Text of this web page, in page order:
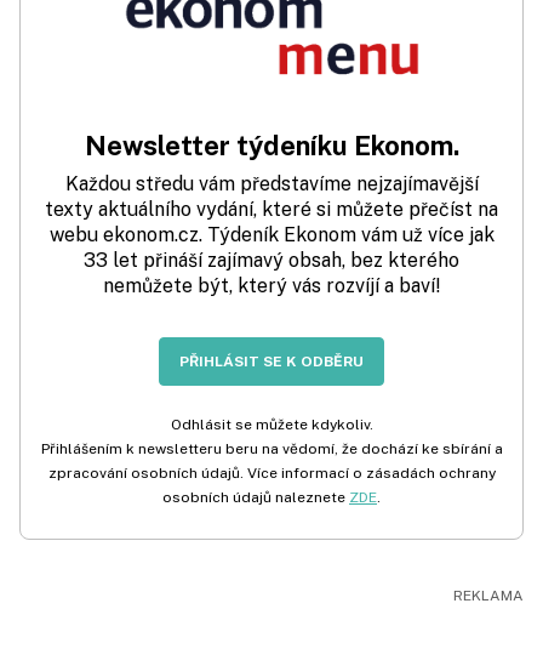
Newsletter týdeníku Ekonom.
Každou středu vám představíme nejzajímavější
texty aktuálního vydání, které si můžete přečíst na
webu ekonom.cz. Týdeník Ekonom vám už více jak
33 let přináší zajímavý obsah, bez kterého
nemůžete být, který vás rozvíjí a baví!
PŘIHLÁSIT SE K ODBĚRU
Odhlásit se můžete kdykoliv.
Přihlášením k newsletteru beru na vědomí, že dochází ke sbírání a
zpracování osobních údajů. Více informací o zásadách ochrany
osobních údajů naleznete ZDE.